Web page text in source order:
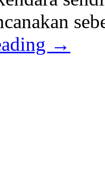
→